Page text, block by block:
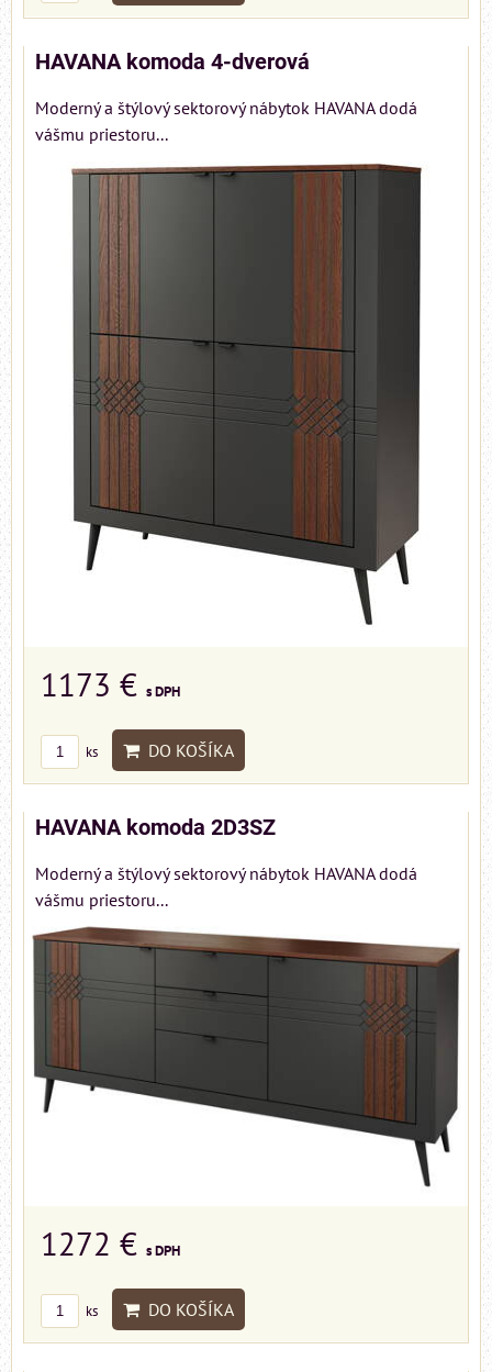
HAVANA komoda 4-dverová
Moderný a štýlový sektorový nábytok HAVANA dodá
vášmu priestoru...
1173 € s DPH
ks DO KOŠÍKA
HAVANA komoda 2D3SZ
Moderný a štýlový sektorový nábytok HAVANA dodá
vášmu priestoru...
1272 € s DPH
ks DO KOŠÍKA